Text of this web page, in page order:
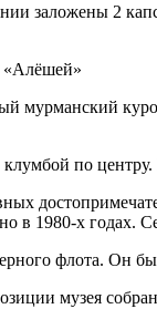
заложены 2
«Алёшей»
мурманский
по
1980-х годах.
флота. Он
музея